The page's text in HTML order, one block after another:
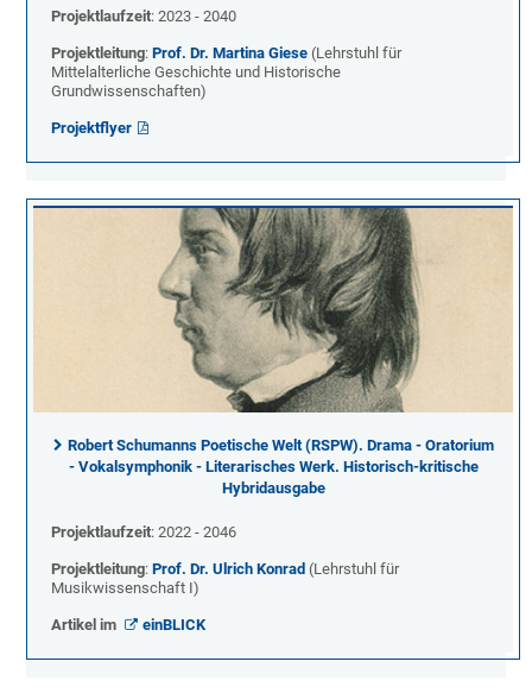
Projektlaufzeit: 2023 - 2040
Projektleitung:Prof. Dr. Martina Giese (Lehrstuhl für
Mittelalterliche Geschichte und Historische
Grundwissenschaften)
Projektflyer
Robert Schumanns Poetische Welt (RSPW). Drama - Oratorium
- Vokalsymphonik - Literarisches Werk. Historisch-kritische
Hybridausgabe
Projektlaufzeit: 2022 - 2046
Projektleitung:Prof. Dr. Ulrich Konrad (Lehrstuhl für
Musikwissenschaft I)
Artikel im einBLICK